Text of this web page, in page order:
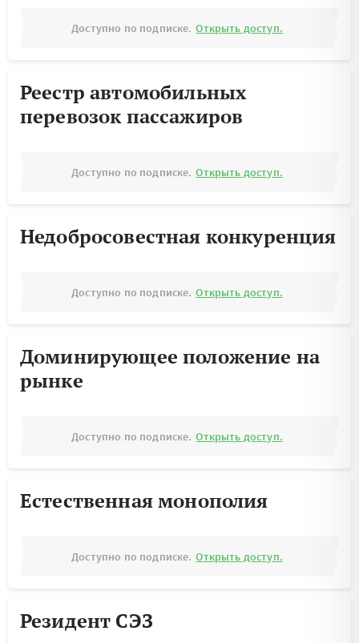
Доступно по подписке. Открыть доступ.
Реестр автомобильных
перевозок пассажиров
Доступно по подписке. Открыть доступ.
Недобросовестная конкуренция
Доступно по подписке. Открыть доступ.
Доминирующее положение на
рынке
Доступно по подписке. Открыть доступ.
Естественная монополия
Доступно по подписке. Открыть доступ.
Резидент СЭЗ